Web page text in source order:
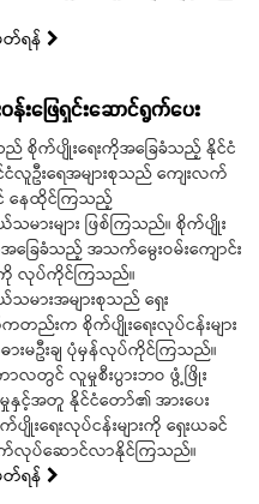
တ်ရန်
းဖြေရှင်းဆောင်ရွက်ပေး
ည် စိုက်ပျိုးရေးကိုအခြေခံသည့် နိုင်ငံ
ငံလူဦးရေအများစုသည် ကျေးလက်
နေထိုင်ကြသည့်
ားများ ဖြစ်ကြသည်။ စိုက်ပျိုး
အခြေခံသည့် အသက်မွေးဝမ်းကျောင်း
ကို လုပ်ကိုင်ကြသည်။
ားအများစုသည် ရှေး
းက စိုက်ပျိုးရေးလုပ်ငန်းများ
ားမဦးချ ပုံမှန်လုပ်ကိုင်ကြသည်။
လတွင် လူမှုစီးပွားဘဝ ဖွံ့ဖြိုး
င့်အတူ နိုင်ငံတော်၏ အားပေး
ျိုးရေးလုပ်ငန်းများကို ရှေးယခင်
ပ်ဆောင်လာနိုင်ကြသည်။
တ်ရန်